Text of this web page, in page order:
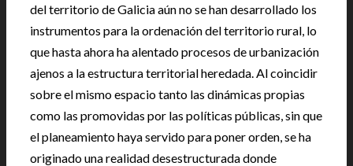
del territorio de Galicia aún no se han desarrollado los
instrumentos para la ordenación del territorio rural, lo
que hasta ahora ha alentado procesos de urbanización
ajenos a la estructura territorial heredada. Al coincidir
sobre el mismo espacio tanto las dinámicas propias
como las promovidas por las políticas públicas, sin que
el planeamiento haya servido para poner orden, se ha
originado una realidad desestructurada donde